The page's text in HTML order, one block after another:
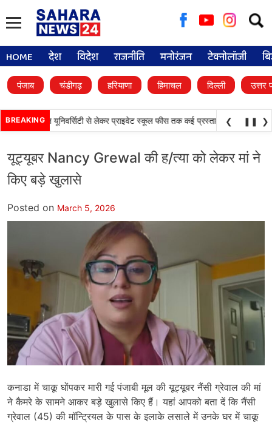
for:
HOME देश विदेश राजनीति मनोरंजन टेक्नोलॉजी
पंजाब चंडीगढ़ हरियाणा हिमाचल दिल्ली उत्तर
BREAKING
डिजिटल यूनिवर्सिटी से लेकर प्राइवेट स्कूल फीस तक कई प्रस्तावों को मंजूरी •पंजाब
❮ ❚❚ ❯
यूट्यूबर Nancy Grewal की ह/त्या को लेकर मां ने
किए बड़े खुलासे
Posted on March 5, 2026
कनाडा में चाकू घोंपकर मारी गई पंजाबी मूल की यूट्यूबर नैंसी ग्रेवाल की मां
ने कैमरे के सामने आकर बड़े खुलासे किए हैं। यहां आपको बता दें कि नैंसी
ग्रेवाल (45) की मॉन्ट्रियल के पास के इलाके लसाले में उनके घर में चाकू